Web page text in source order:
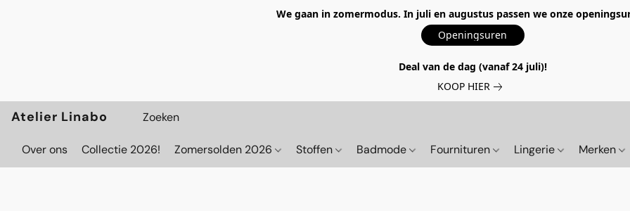
We gaan in zomermodus. In juli en augustus passen we onze
Openingsuren
Deal van de dag (vanaf 24 juli)!
KOOP HIER
Atelier Linabo
Over ons Collectie 2026! Zomersolden 2026 Stoffen Badmode Fournituren Lingerie Merken